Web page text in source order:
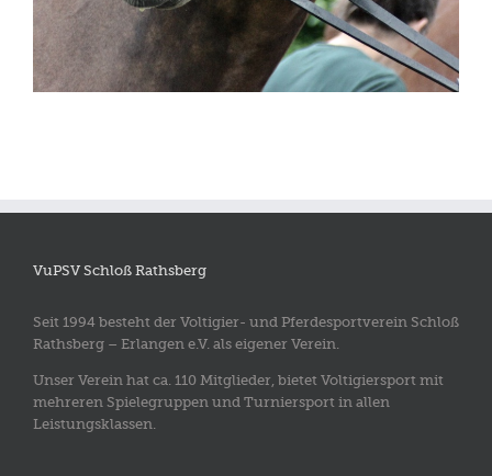
VuPSV Schloß Rathsberg
Seit 1994 besteht der Voltigier- und Pferdesportverein Schloß
Rathsberg – Erlangen e.V. als eigener Verein.
Unser Verein hat ca. 110 Mitglieder, bietet Voltigiersport mit
mehreren Spielegruppen und Turniersport in allen
Leistungsklassen.